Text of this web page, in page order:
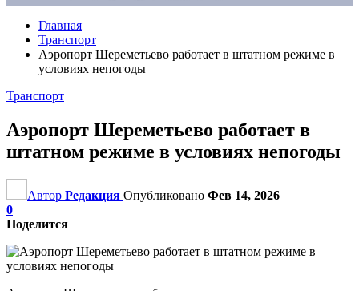
Главная
Транспорт
Аэропорт Шереметьево работает в штатном режиме в
условиях непогоды
Транспорт
Аэропорт Шереметьево работает в
штатном режиме в условиях непогоды
Автор Редакция Опубликовано Фев 14, 2026
0
Поделится